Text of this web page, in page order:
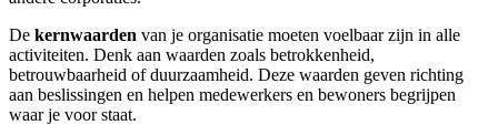
De kernwaarden van je organisatie moeten voelbaar zijn in alle
activiteiten. Denk aan waarden zoals betrokkenheid,
betrouwbaarheid of duurzaamheid. Deze waarden geven richting
aan beslissingen en helpen medewerkers en bewoners begrijpen
waar je voor staat.